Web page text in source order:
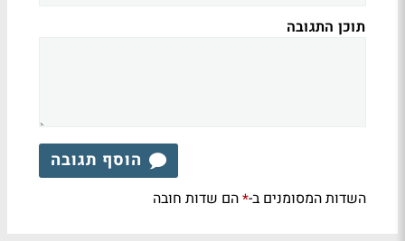
תוכן התגובה
הוסף תגובה
השדות המסומנים ב-*הם שדות חובה